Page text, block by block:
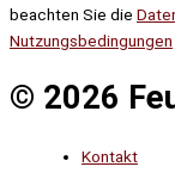
beachten Sie die
Nutzungsbedingungen
© 2026
Kontakt